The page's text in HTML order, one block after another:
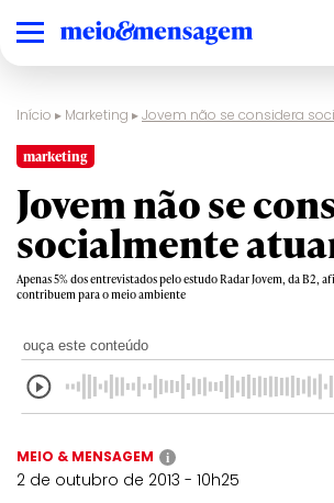
Início ▸ Marketing ▸Jovem não se considera
marketing
Jovem não se
socialmente
Apenas 5% dos entrevistados pelo estudo Radar Jovem, da B2,
contribuem para o meio ambiente
ouça este conteúdo
MEIO & MENSAGEM i
2 de outubro de 2013 - 10h25